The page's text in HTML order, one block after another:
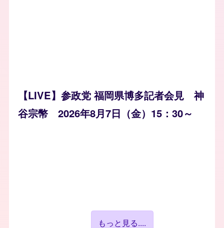
【LIVE】参政党 福岡県博多記者会見 神
谷宗幣 2026年8月7日（金）15：30～
もっと見る....